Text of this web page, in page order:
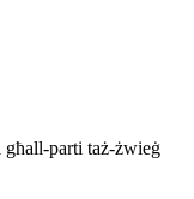
parti taż-żwieġ